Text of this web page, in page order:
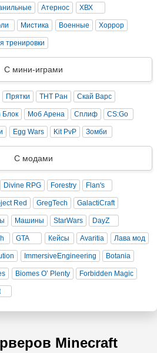
Атернос ХВХ
Мистика Военные Хоррор
тренировки
С мини-играми
Прятки ТНТ Ран Скай Варс
Блок Моб Арена Сплиф CS:Go
Egg Wars Kit PvP Зомби
С модами
Divine RPG Forestry Flan's
Red GregTech GalactiCraft
Машины StarWars DayZ
GTA Кейсы Avaritia Лава мод
ImmersiveEngineering Botania
Biomes O’ Plenty Forbidden Magic
Minecraft